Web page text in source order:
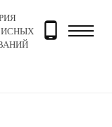
СУ-155 в